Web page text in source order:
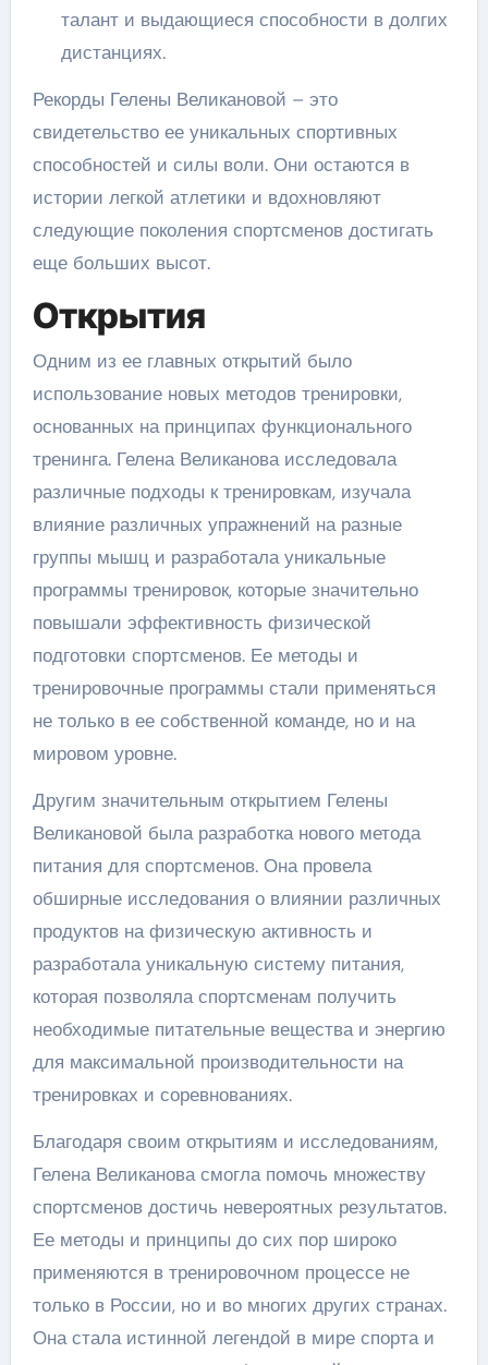
талант и выдающиеся способности в долгих
дистанциях.
Рекорды Гелены Великановой – это
свидетельство ее уникальных спортивных
способностей и силы воли. Они остаются в
истории легкой атлетики и вдохновляют
следующие поколения спортсменов достигать
еще больших высот.
Открытия
Одним из ее главных открытий было
использование новых методов тренировки,
основанных на принципах функционального
тренинга. Гелена Великанова исследовала
различные подходы к тренировкам, изучала
влияние различных упражнений на разные
группы мышц и разработала уникальные
программы тренировок, которые значительно
повышали эффективность физической
подготовки спортсменов. Ее методы и
тренировочные программы стали применяться
не только в ее собственной команде, но и на
мировом уровне.
Другим значительным открытием Гелены
Великановой была разработка нового метода
питания для спортсменов. Она провела
обширные исследования о влиянии различных
продуктов на физическую активность и
разработала уникальную систему питания,
которая позволяла спортсменам получить
необходимые питательные вещества и энергию
для максимальной производительности на
тренировках и соревнованиях.
Благодаря своим открытиям и исследованиям,
Гелена Великанова смогла помочь множеству
спортсменов достичь невероятных результатов.
Ее методы и принципы до сих пор широко
применяются в тренировочном процессе не
только в России, но и во многих других странах.
Она стала истинной легендой в мире спорта и